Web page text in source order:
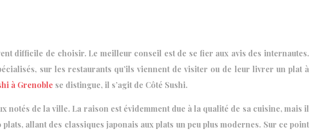
difficile de choisir. Le meilleur conseil est de se fier aux avis des internautes.
sur les restaurants qu’ils viennent de visiter ou de leur livrer un plat à
à Grenoble se distingue, il s’agit de Côté Sushi.
de la ville. La raison est évidemment due à la qualité de sa cuisine, mais il
allant des classiques japonais aux plats un peu plus modernes. Sur ce point